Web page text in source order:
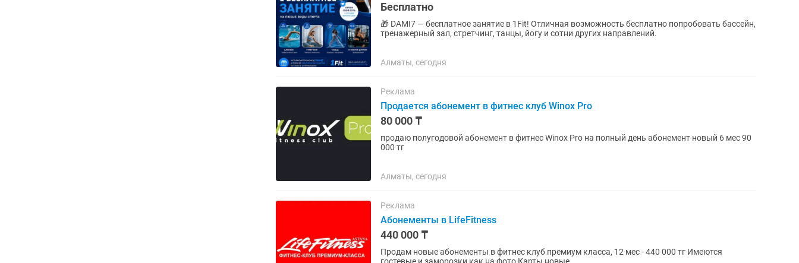
Бесплатно
🎁 DAMI7 — бесплатное занятие в 1Fit! Отличная возможность бесплатно попробовать бассейн,
тренажерный зал, стретчинг, танцы, йогу и сотни других направлений.
Алматы, сегодня
Реклама
Продается абонемент в фитнес клуб Winox Pro
80 000 ₸
продаю полугодовой абонемент в фитнес Winox Pro на полный день абонемент новый 6 мес 90
000 тг
Алматы, сегодня
Реклама
Абонементы в LifeFitness
440 000 ₸
Продам новые абонементы в фитнес клуб премиум класса, 12 мес - 440 000 тг Имеются